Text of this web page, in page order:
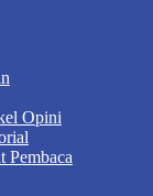
Opini
Pembaca